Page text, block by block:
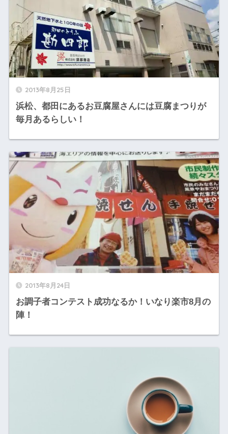
2013年8月25日
浜松、都田にあるお豆腐屋さんには豆腐まつりが
毎月あるらしい！
2013年8月24日
お調子者コンテスト成功なるか！いなり楽市8月の
陣！